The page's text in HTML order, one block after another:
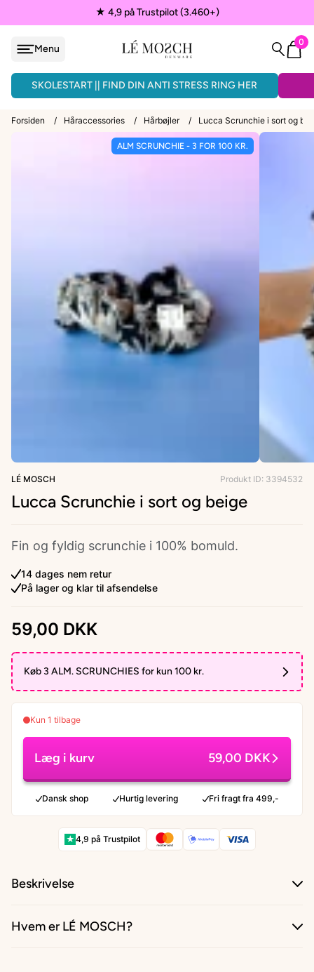
★ 4,9 på Trustpilot (3.460+)
Menu
0
SKOLESTART || FIND DIN ANTI STRESS RING HER
ARMBÅND - 3 FOR 150KR.
Forsiden / Håraccessories / Hårbøjler / Lucca Scrunchie i sort og
ALM SCRUNCHIE - 3 FOR 100 KR.
LÉ MOSCH Produkt ID: 3394532
Lucca Scrunchie i sort og beige
Fin og fyldig scrunchie i 100% bomuld.
14 dages nem retur
På lager og klar til afsendelse
59,00 DKK
Køb 3 ALM. SCRUNCHIES for kun 100 kr.
Kun 1 tilbage
Læg i kurv 59,00 DKK
Dansk shop Hurtig levering Fri fragt fra 499,-
★ 4,9 på Trustpilot
Beskrivelse
Hvem er LÉ MOSCH?